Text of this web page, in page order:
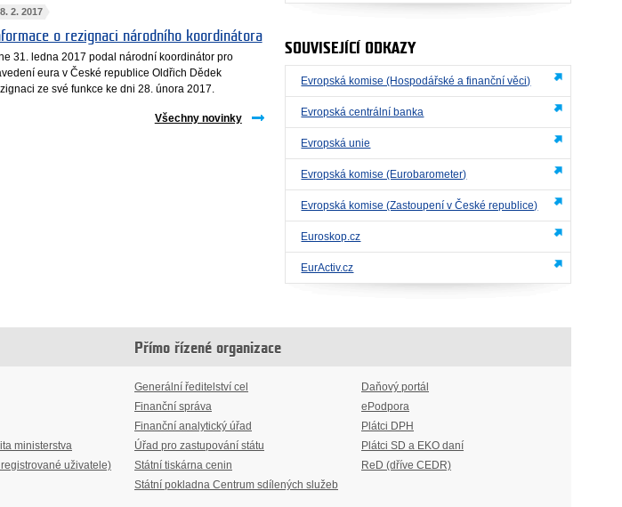
2. 2017
o rezignaci národního koordinátora
31. ledna 2017 podal národní koordinátor pro
eura v České republice Oldřich Dědek
ze své funkce ke dni 28. února 2017.
Všechny novinky
SOUVISEJÍCÍ ODKAZY
Evropská komise (Hospodářské a finanční věci)
Evropská centrální banka
Evropská unie
Evropská komise (Eurobarometer)
Evropská komise (Zastoupení v České republice)
Euroskop.cz
EurActiv.cz
ministerstva
uživatele)
Přímo řízené organizace
Generální ředitelství cel
Finanční správa
Finanční analytický úřad
Úřad pro zastupování státu
Státní tiskárna cenin
Státní pokladna Centrum sdílených služeb
Daňový portál
ePodpora
Plátci DPH
Plátci SD a EKO daní
ReD (dříve CEDR)